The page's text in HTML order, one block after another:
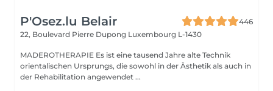
P'Osez.lu Belair
446
22, Boulevard Pierre Dupong Luxembourg L-1430
MADEROTHERAPIE Es ist eine tausend Jahre alte Technik
orientalischen Ursprungs, die sowohl in der Ästhetik als auch in
der Rehabilitation angewendet ...